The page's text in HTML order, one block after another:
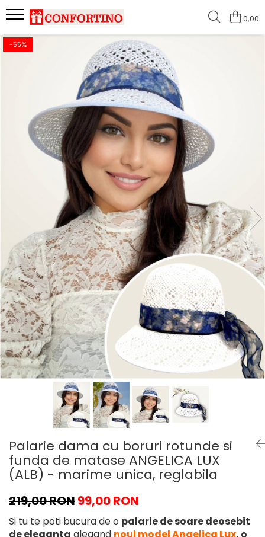
0,00
Palarie dama cu boruri rotunde si
funda de matase ANGELICA LUX
(ALB) - marime unica, reglabila
-55%
219,00 RON99,00 RON
Si tu te poti bucura de o palarie de soare deosebit
de eleganta alegand noul model Angelica Lux, o